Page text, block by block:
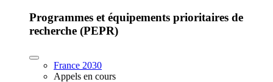
Programmes et équipements prioritaires de
recherche (PEPR)
France 2030
Appels en cours